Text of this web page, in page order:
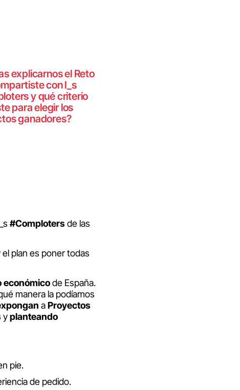
explicarnos el Reto
con l_s
y qué criterio
para elegir los
ganadores?
#Complotersde las
el plan es poner todas
económicode España.
manera la podíamos
aProyectos
yplanteando
pie.
de pedido.